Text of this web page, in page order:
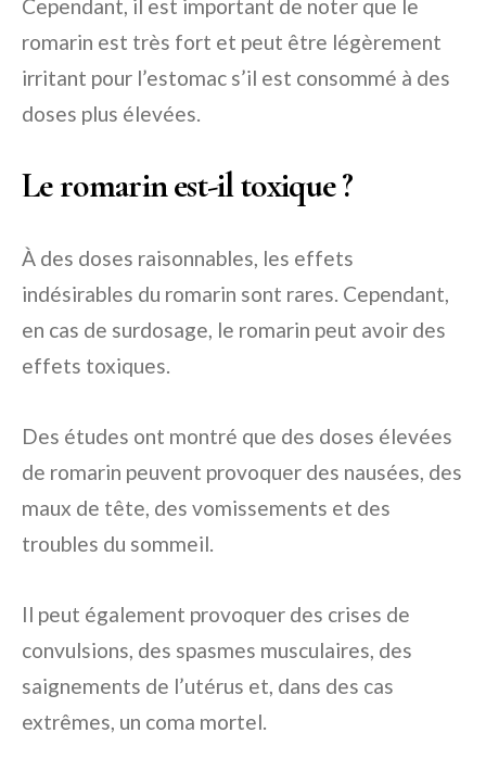
Cependant, il est important de noter que le
romarin est très fort et peut être légèrement
irritant pour l’estomac s’il est consommé à des
doses plus élevées.
Le romarin est-il toxique ?
À des doses raisonnables, les effets
indésirables du romarin sont rares. Cependant,
en cas de surdosage, le romarin peut avoir des
effets toxiques.
Des études ont montré que des doses élevées
de romarin peuvent provoquer des nausées, des
maux de tête, des vomissements et des
troubles du sommeil.
Il peut également provoquer des crises de
convulsions, des spasmes musculaires, des
saignements de l’utérus et, dans des cas
extrêmes, un coma mortel.